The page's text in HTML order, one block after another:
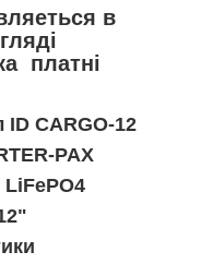
в
платні
ID CARGO-12
PAX
LiFePO4